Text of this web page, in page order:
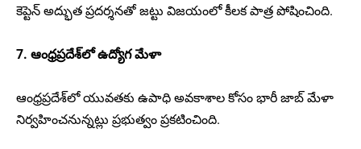
కెప్టెన్ అద్భుత ప్రదర్శనతో జట్టు విజయంలో కీలక పాత్ర పోషించింది.
7. ఆంధ్రప్రదేశ్‌లో ఉద్యోగ మేళా
ఆంధ్రప్రదేశ్‌లో యువతకు ఉపాధి అవకాశాల కోసం భారీ జాబ్ మేళా
నిర్వహించనున్నట్లు ప్రభుత్వం ప్రకటించింది.